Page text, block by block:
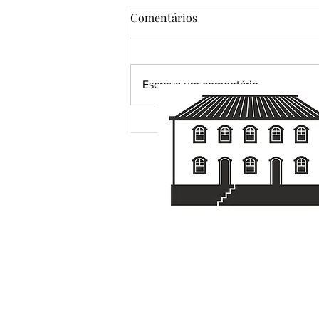
Grandes certezas da vida...
Comentários
Escreva um comentário